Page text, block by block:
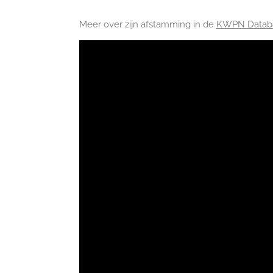
Meer over zijn afstamming in de KWPN